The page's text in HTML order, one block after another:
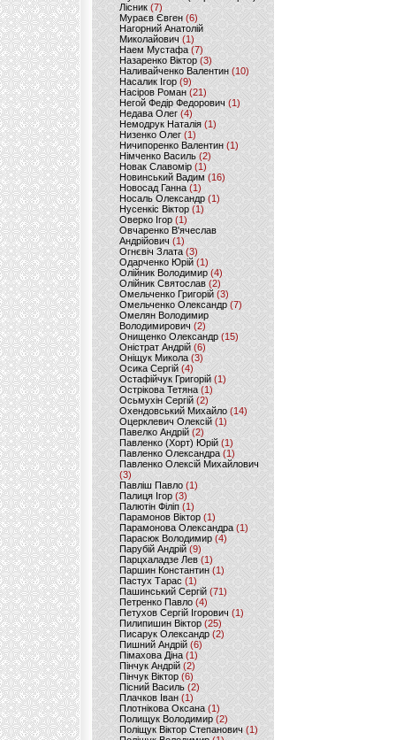
Лісник (7)
Мураєв Євген(6)
Нагорний Анатолій
Миколайович (1)
Наем Мустафа (7)
Назаренко Віктор (3)
Наливайченко Валентин (10)
Насалик Ігор(9)
Насіров Роман (21)
Негой Федір Федорович(1)
Недава Олег(4)
Немодрук Наталія(1)
Низенко Олег (1)
Ничипоренко Валентин (1)
Німченко Василь (2)
Новак Славомір (1)
Новинський Вадим (16)
Новосад Ганна (1)
Носаль Олександр (1)
Нусенкіс Віктор (1)
Оверко Ігор (1)
Овчаренко В'ячеслав
Андрійович(1)
Огнєвіч Злата (3)
Одарченко Юрій(1)
Олійник Володимир (4)
Олійник Святослав (2)
Омельченко Григорій (3)
Омельченко Олександр(7)
Омелян Володимир
Володимирович (2)
Онищенко Олександр (15)
Оністрат Андрій (6)
Оніщук Микола (3)
Осика Сергій(4)
Остафійчук Григорій(1)
Острікова Тетяна (1)
Осьмухін Сергій (2)
Охендовський Михайло (14)
Оцерклевич Олексій (1)
Павелко Андрій (2)
Павленко (Хорт) Юрій (1)
Павленко Олександра (1)
Павленко Олексій Михайлович
(3)
Павліш Павло(1)
Палиця Ігор (3)
Палютін Філіп(1)
Парамонов Віктор (1)
Парамонова Олександра(1)
Парасюк Володимир(4)
Парубій Андрій (9)
Парцхаладзе Лев (1)
Паршин Константин(1)
Пастух Тарас (1)
Пашинський Сергій (71)
Петренко Павло (4)
Петухов Сергій Ігорович (1)
Пилипишин Віктор(25)
Писарук Олександр(2)
Пишний Андрій (6)
Пімахова Діна(1)
Пінчук Андрій(2)
Пінчук Віктор (6)
Пісний Василь (2)
Плачков Іван(1)
Плотнікова Оксана (1)
Полищук Володимир(2)
Поліщук Віктор Степанович(1)